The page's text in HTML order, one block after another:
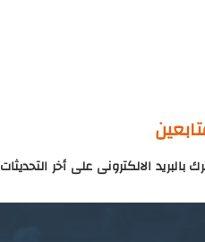
بالبريد الالكترونى على أخر التحديثات